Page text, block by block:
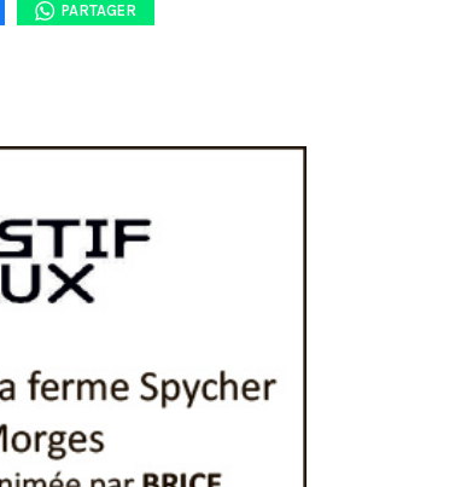
PARTAGER